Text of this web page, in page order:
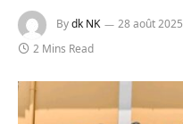
Bydk NK 28 août 2025
2 Mins Read